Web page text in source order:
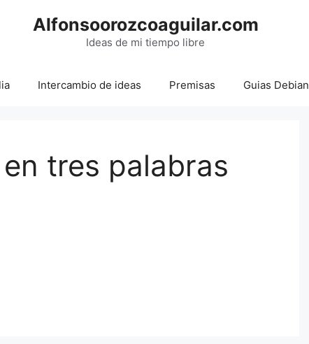
Alfonsoorozcoaguilar.com
Ideas de mi tiempo libre
Intercambio de ideas Premisas Guias Debian
tres palabras